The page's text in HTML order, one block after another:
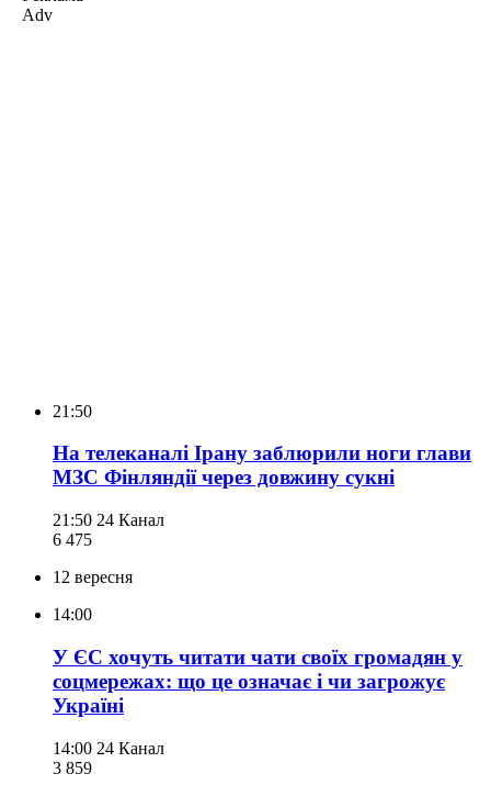
Adv
21:50
На телеканалі Ірану заблюрили ноги глави
МЗС Фінляндії через довжину сукні
21:50 24 Канал
6 475
12 вересня
14:00
У ЄС хочуть читати чати своїх громадян у
соцмережах: що це означає і чи загрожує
Україні
14:00 24 Канал
3 859